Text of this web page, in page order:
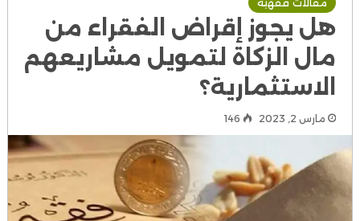
هل يجوز إقراض الفقراء من
مال الزكاة لتمويل مشاريعهم
الاستثمارية؟
مارس 2, 2023 146